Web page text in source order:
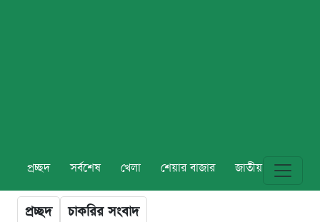
প্রচ্ছদ সর্বশেষ খেলা শেয়ার বাজার জাতীয় বিশ্ব
প্রচ্ছদ চাকরির সংবাদ